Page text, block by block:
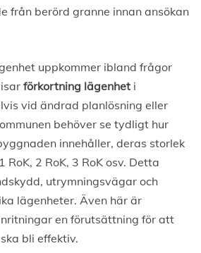
från berörd granne innan ansökan
uppkommer ibland frågor
förkortning lägenhet i
vid ändrad planlösning eller
behöver se tydligt hur
innehåller, deras storlek
RoK, 2 RoK, 3 RoK osv. Detta
utrymningsvägar och
lägenheter. Även här är
en förutsättning för att
bli effektiv.